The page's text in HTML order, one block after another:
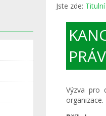
Jste zde:
Výzva pro
organizace.